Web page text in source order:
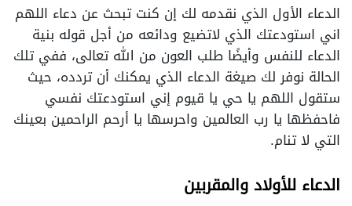
الدعاء الأول الذي نقدمه لك إن كنت تبحث عن دعاء اللهم
اني استودعتك الذي لاتضيع ودائعه من أجل قوله بنية
الدعاء للنفس وأيضًا طلب العون من الله تعالى، ففي تلك
الحالة نوفر لك صيغة الدعاء الذي يمكنك أن تردده، حيث
ستقول اللهم يا حي يا قيوم إني استودعتك نفسي
فاحفظها يا رب العالمين واحرسها يا أرحم الراحمين بعينك
التي لا تنام.
الدعاء للأولادوالمقربين